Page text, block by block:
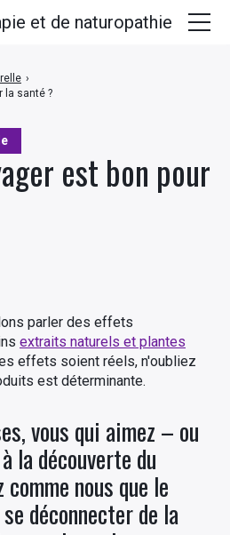
est bon pour
›
la santé ?
parler des effets
extraits naturels et plantes
effets soient réels, n'oubliez
est déterminante.
vous qui aimez – ou
la découverte du
comme nous que le
déconnecter de la
et de naturopathie